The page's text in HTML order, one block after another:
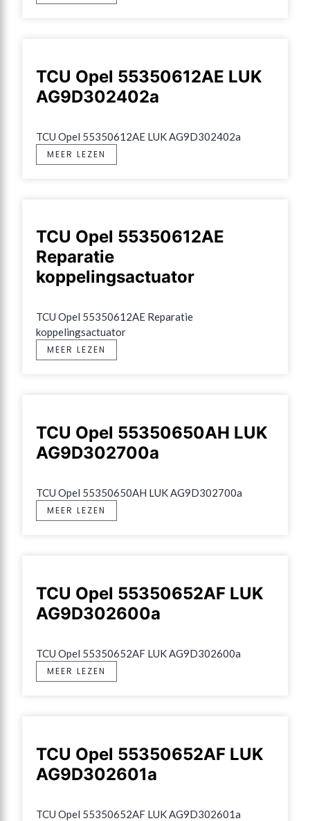
TCU Opel 55350612AE LUK
AG9D302402a
TCU Opel 55350612AE LUK AG9D302402a
MEER LEZEN
TCU Opel 55350612AE
Reparatie
koppelingsactuator
TCU Opel 55350612AE Reparatie
koppelingsactuator
MEER LEZEN
TCU Opel 55350650AH LUK
AG9D302700a
TCU Opel 55350650AH LUK AG9D302700a
MEER LEZEN
TCU Opel 55350652AF LUK
AG9D302600a
TCU Opel 55350652AF LUK AG9D302600a
MEER LEZEN
TCU Opel 55350652AF LUK
AG9D302601a
TCU Opel 55350652AF LUK AG9D302601a